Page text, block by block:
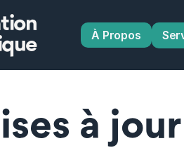
À Propos
à